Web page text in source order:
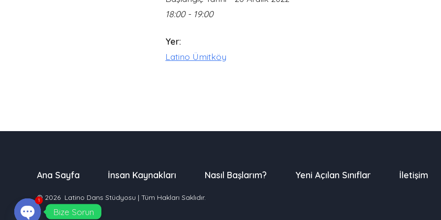
18:00 - 19:00
Yer:
Latino Ümitköy
Ana Sayfa İnsan Kaynakları Nasıl Başlarım? Yeni Açılan Sınıflar İletişim
© 2026 Latino Dans Stüdyosu | Tüm Hakları Saklıdır.
Bize Sorun
1